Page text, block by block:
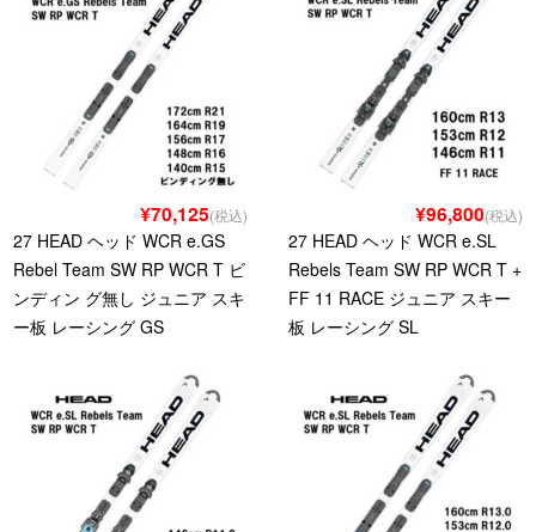
¥70,125(税込)
27 HEAD ヘッド WCR e.GS
Rebel Team SW RP WCR T ビ
ンディン グ無し ジュニア スキ
ー板 レーシング GS
¥96,800(税込)
27 HEAD ヘッド WCR e.SL
Rebels Team SW RP WCR T +
FF 11 RACE ジュニア スキー
板 レーシング SL